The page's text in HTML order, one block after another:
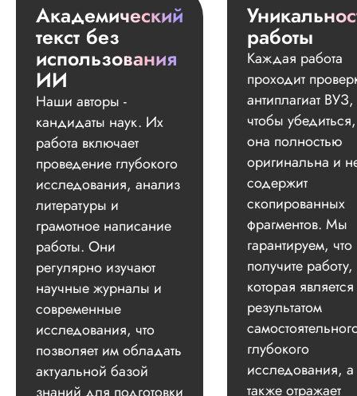
Академический
текст без
использования
ИИ
Наши авторы -
кандидаты наук. Их
работа включает
проведение глубокого
исследования, анализ
литературы и
грамотное написание
работы. Они
регулярно изучают
научные журналы и
современные
исследования, что
позволяет им обладать
актуальной базой
работы
Каждая работа
проходит
антиплагиат ВУЗ,
чтобы
она полностью
оригинальна и
содержит
скопированных
фрагментов. Мы
гарантируем,
получите работу,
которая является
результатом
глубокого
исследования, а
также отражает